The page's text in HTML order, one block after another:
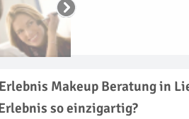
Makeup Beratung in
so einzigartig?